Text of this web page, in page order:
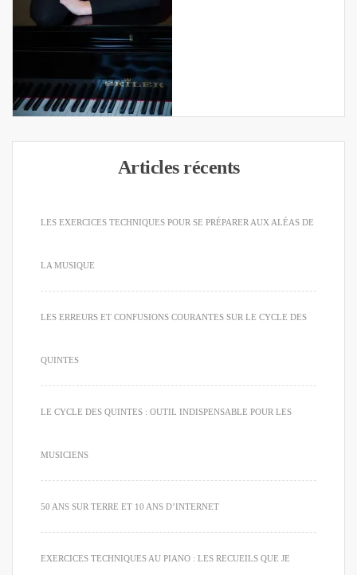
Articles récents
LES EXERCICES TECHNIQUES POUR SE PRÉPARER AUX ALÉAS DE
LA MUSIQUE
LES ERREURS ET CONFUSIONS COURANTES SUR LE CYCLE DES
QUINTES
LE CYCLE DES QUINTES : OUTIL INDISPENSABLE POUR LES
MUSICIENS
50 ANS SUR TERRE ET 10 ANS D’INTERNET
EXERCICES TECHNIQUES AU PIANO : LES RECUEILS QUE JE